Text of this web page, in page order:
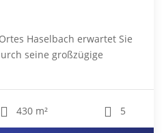
Haselbach erwartet Sie
seine großzügige
430 m² 5